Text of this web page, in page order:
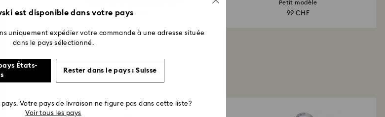
159 CHF
Petit modèle
99 CHF
peut-être aussi
est disponible dans votre pays
uniquement expédier votre commande à une adresse située
dans le pays sélectionné.
États-
Rester dans le pays : Suisse
pays. Votre pays de livraison ne figure pas dans cette liste?
Voir tous les pays